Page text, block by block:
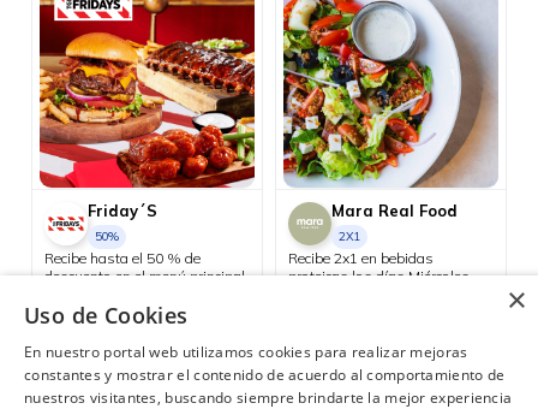
Friday´S
50%
Recibe hasta el 50 % de
descuento en el menú principal
Quito
Mara Real Food
2X1
Recibe 2x1 en bebidas
proteicas los días Miércoles.
×
Uso de Cookies
En nuestro portal web utilizamos cookies para realizar mejoras
constantes y mostrar el contenido de acuerdo al comportamiento de
nuestros visitantes, buscando siempre brindarte la mejor experiencia